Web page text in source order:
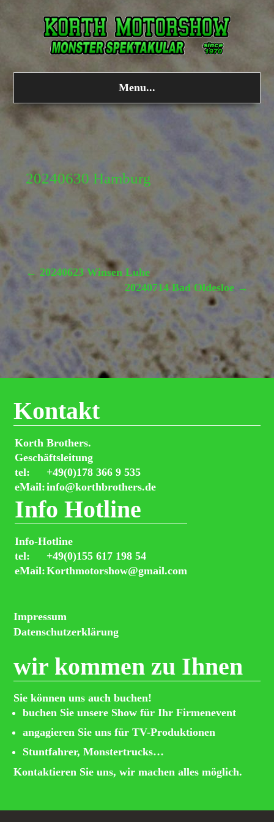
Menu...
20240630 Hamburg
← 20240623 Winsen Luhe
20240714 Bad Oldesloe →
Kontakt
Korth Brothers.
Geschäftsleitung
tel:
+49(0)178 366 9 535
eMail:info@korthbrothers.de
Info Hotline
Info-Hotline
tel:
+49(0)155 617 198 54
eMail:Korthmotorshow@gmail.com
Impressum
Datenschutzerklärung
wir kommen zu Ihnen
Sie können uns auch buchen!
buchen Sie unsere Show für Ihr Firmenevent
angagieren Sie uns für TV-Produktionen
Stuntfahrer, Monstertrucks…
Kontaktieren Sie uns, wir machen alles möglich.